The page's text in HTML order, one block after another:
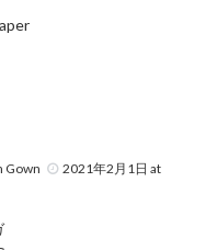
Gown
2021年2月1日 at